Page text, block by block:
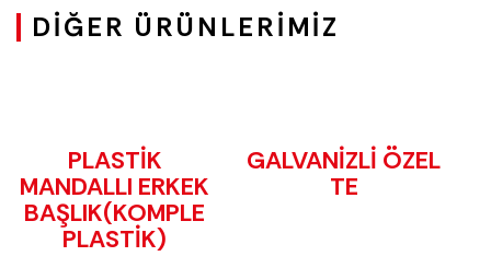
DIĞER ÜRÜNLERIMIZ
PLASTİK
MANDALLI ERKEK
BAŞLIK(KOMPLE
PLASTİK)
GALVANİZLİ ÖZEL
TE